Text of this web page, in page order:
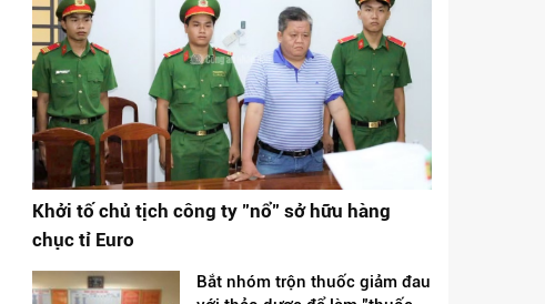
Khởi tố chủ tịch công ty "nổ" sở hữu hàng
chục tỉ Euro
Bắt nhóm trộn thuốc giảm đau